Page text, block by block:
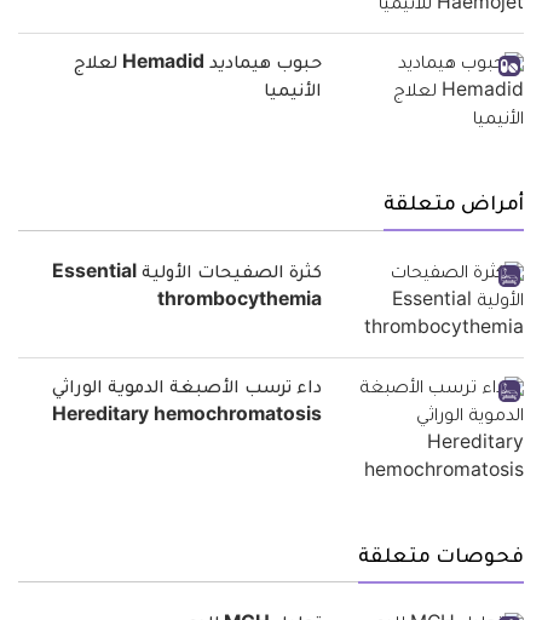
حبوب هيماديد Hemadid لعلاج
الأنيميا
أمراض متعلقة
كثرة الصفيحات الأولية Essential
thrombocythemia
داء ترسب الأصبغة الدموية الوراثي
Hereditary hemochromatosis
فحوصات متعلقة